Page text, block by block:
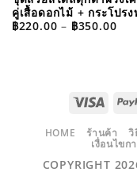
คู่เสื้อดอกไม้ + กระโปรง
฿220.00 – ฿350.00
VISA
HOME ร้านค้า วิ
เงื่อนไขก
COPYRIGHT